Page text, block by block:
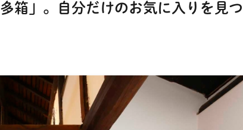
箱」。自分だけのお気に入りを見